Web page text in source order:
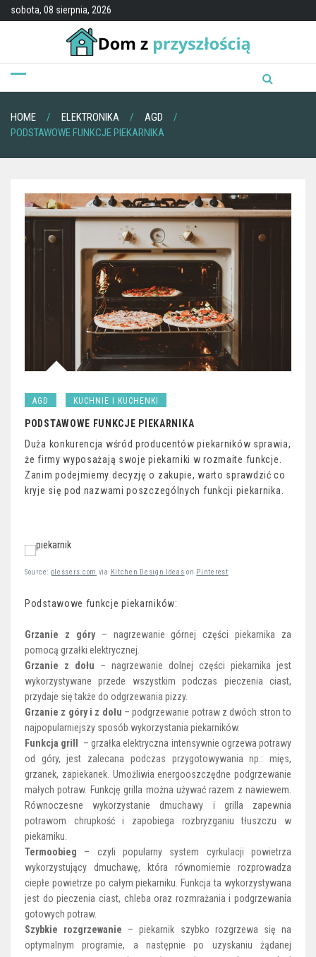
sobota, 08 sierpnia, 2026
HOME ELEKTRONIKA
AGD
PODSTAWOWE FUNKCJE PIEKARNIKA
AGD KUCHNIE I KUCHENKI
PODSTAWOWE FUNKCJE PIEKARNIKA
Duża konkurencja wśród producentów piekarników sprawia,
że firmy wyposażają swoje piekarniki w rozmaite funkcje.
Zanim podejmiemy decyzję o zakupie, warto sprawdzić co
kryje się pod nazwami poszczególnych funkcji piekarnika.
Source: plessers.com via Kitchen Design Ideas on Pinterest
Podstawowe funkcje piekarników:
Grzanie z góry– nagrzewanie górnej części piekarnika za
pomocą grzałki elektrycznej.
Grzanie z dołu – nagrzewanie dolnej części piekarnika jest
wykorzystywane przede wszystkim podczas pieczenia ciast,
przydaje się także do odgrzewania pizzy.
Grzanie z góry i z dołu – podgrzewanie potraw z dwóch stron to
najpopularniejszy sposób wykorzystania piekarników.
Funkcja grill
– grzałka elektryczna intensywnie ogrzewa potrawy
od góry, jest zalecana podczas przygotowywania np.: mięs,
grzanek, zapiekanek. Umożliwia energooszczędne podgrzewanie
małych potraw. Funkcję grilla można używać razem z nawiewem.
Równoczesne wykorzystanie dmuchawy i grilla zapewnia
potrawom chrupkość i zapobiega rozbryzganiu tłuszczu w
piekarniku.
Termoobieg – czyli popularny system cyrkulacji powietrza
wykorzystujący dmuchawę, która równomiernie rozprowadza
ciepłe powietrze po całym piekarniku. Funkcja ta wykorzystywana
jest do pieczenia ciast, chleba oraz rozmrażania i podgrzewania
gotowych potraw.
Szybkie rozgrzewanie – piekarnik szybko rozgrzewa się na
optymalnym programie, a następnie po uzyskaniu żądanej